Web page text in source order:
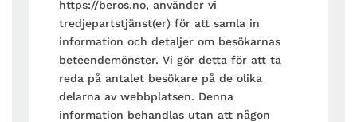
https://beros.no, använder vi
tredjepartstjänst(er) för att samla in
information och detaljer om besökarnas
beteendemönster. Vi gör detta för att ta
reda på antalet besökare på de olika
delarna av webbplatsen. Denna
information behandlas utan att någon